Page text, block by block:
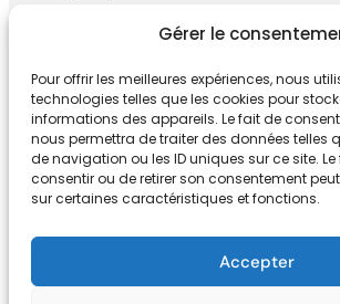
Gérer le
Pour offrir les meilleures expériences, nous
technologies telles que les cookies pour
informations des appareils. Le fait de
nous permettra de traiter des données telles
de navigation ou les ID uniques sur ce site.
consentir ou de retirer son consentement
sur certaines caractéristiques et fonctions.
Accepter
SV Digital
+33674132